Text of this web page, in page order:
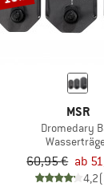
MSR
Dromedary
60,95 € ab
4,2